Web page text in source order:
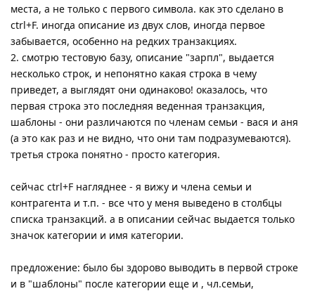
места, а не только с первого символа. как это сделано в
ctrl+F. иногда описание из двух слов, иногда первое
забывается, особенно на редких транзакциях.
2. смотрю тестовую базу, описание "зарпл", выдается
несколько строк, и непонятно какая строка в чему
приведет, а выглядят они одинаково! оказалось, что
первая строка это последняя веденная транзакция,
шаблоны - они различаются по членам семьи - вася и аня
(а это как раз и не видно, что они там подразумеваются).
третья строка понятно - просто категория.
сейчас ctrl+F нагляднее - я вижу и члена семьи и
контрагента и т.п. - все что у меня выведено в столбцы
списка транзакций. а в описании сейчас выдается только
значок категории и имя категории.
предложение: было бы здорово выводить в первой строке
и в "шаблоны" после категории еще и , чл.семьи,